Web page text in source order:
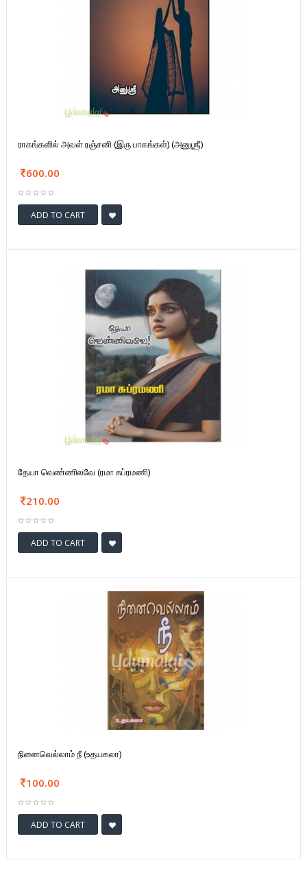
ராகங்களில் அவள் ரஞ்சனி (இரு பாகங்கள்) (அனுஶ்ரீ)
600.00
ADD TO CART
தேயா வெண்ணிலவே (ரமா சுப்ரமணி)
210.00
ADD TO CART
நினைவெல்லாம் நீ (உதயகலா)
100.00
ADD TO CART